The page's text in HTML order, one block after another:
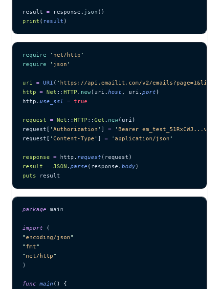
result = response. json ()
print ( result )
require ' net/http '
require ' json '
uri = URI ( ' https://api.emailit.com/v2/
http = Net :: HTTP . new(uri. host , uri. port )
http. use_ssl = true
request = Net :: HTTP :: Get . new(uri)
request[ ' Authorization ' ] = ' Bearer
request[ ' Content-Type ' ] = ' application/json '
response = http. request (request)
result = JSON . parse (response. body)
puts result
package main
import (
"encoding/json"
" fmt"
" net/http"
)
func main () {